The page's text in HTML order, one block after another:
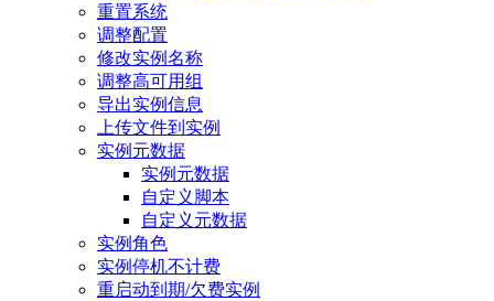
重置系统
调整配置
修改实例名称
调整高可用组
导出实例信息
上传文件到实例
实例元数据
实例元数据
自定义脚本
自定义元数据
实例角色
实例停机不计费
重启动到期/欠费实例